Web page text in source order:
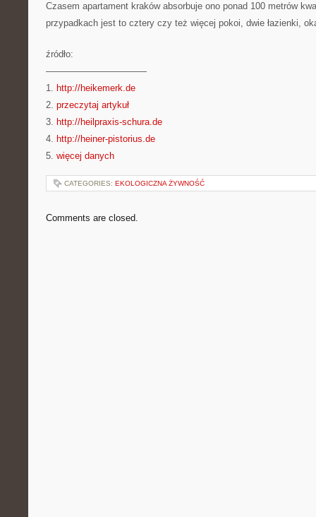
Czasem apartament kraków absorbuje ono ponad 100 metrów
przypadkach jest to cztery czy też więcej pokoi, dwie łazienki,
źródło:
———————————
1. http://heikemerk.de
2. przeczytaj artykuł
3. http://heilpraxis-schura.de
4. http://heiner-pistorius.de
5. więcej danych
CATEGORIES: EKOLOGICZNA ŻYWNOŚĆ
Comments are closed.